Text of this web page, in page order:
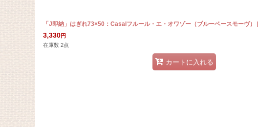
「J即納」はぎれ73×50：Casalフルール・エ・オワゾー（ブルーベースモーヴ）
3,330円
在庫数 2点
カートに入れる